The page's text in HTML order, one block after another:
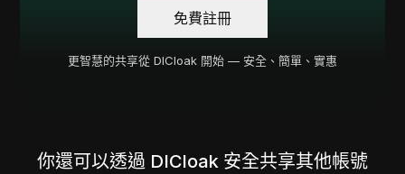
免費註冊
更智慧的共享從 DICloak 開始 — 安全、簡單、實惠
你還可以透過 DICloak 安全共享其他帳號